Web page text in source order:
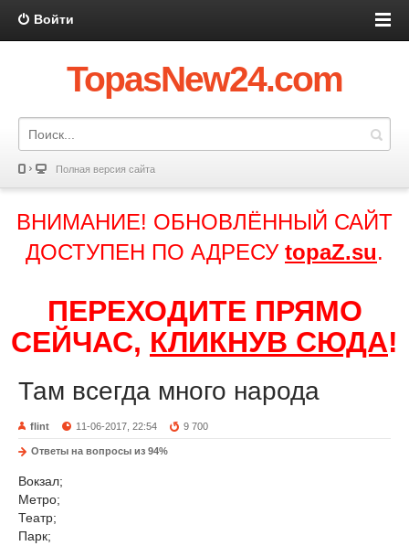
Войти
TopasNew24.com
Полная версия сайта
ВНИМАНИЕ! ОБНОВЛЁННЫЙ САЙТ
ДОСТУПЕН ПО АДРЕСУ topaZ.su.
ПЕРЕХОДИТЕ ПРЯМО
СЕЙЧАС, КЛИКНУВ СЮДА!
Там всегда много народа
flint 11-06-2017, 22:54 9 700
Ответы на вопросы из 94%
Вокзал;
Метро;
Театр;
Парк;